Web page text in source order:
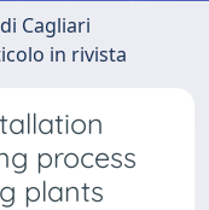
Cagliari
in rivista
process
plants